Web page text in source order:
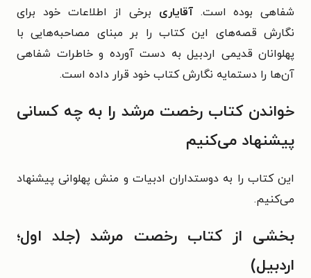
شفاهی بوده است.آقایاری برخی از اطلاعات خود برای
نگارش قصه‌های این کتاب را بر مبنای مصاحبه‌هایی با
پهلوانان قدیمی اردبیل به دست آورده و خاطرات شفاهی
آن‌ها را دستمایه نگارش کتاب خود قرار داده است.
خواندن کتاب رخصت مرشد را به چه کسانی
پیشنهاد می‌کنیم
این کتاب را به دوستداران ادبیات و منش پهلوانی پیشنهاد
می‌کنیم.
بخشی از کتاب رخصت مرشد (جلد اول؛
اردبیل)